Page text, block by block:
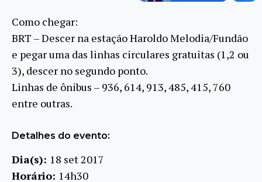
Como chegar:
BRT – Descer na estação Haroldo Melodia/Fundão
e pegar uma das linhas circulares gratuitas (1,2 ou
3), descer no segundo ponto.
Linhas de ônibus – 936, 614, 913, 485, 415, 760
entre outras.
Detalhes do evento:
Dia(s): 18 set 2017
Horário: 14h30